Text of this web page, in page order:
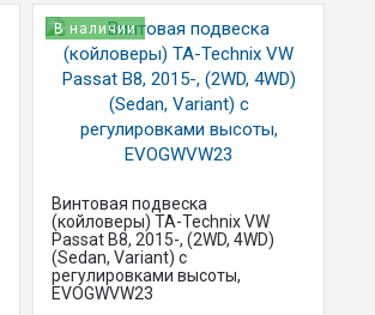
В наличии
Винтовая подвеска
(койловеры) TA-Technix VW
Passat B8, 2015-, (2WD, 4WD)
(Sedan, Variant) с
регулировками высоты,
EVOGWVW23